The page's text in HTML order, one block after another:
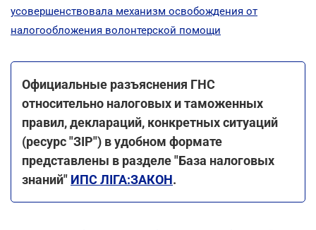
усовершенствовала механизм освобождения от
налогообложения волонтерской помощи
Официальные разъяснения ГНС
относительно налоговых и таможенных
правил, деклараций, конкретных ситуаций
(ресурс "ЗІР") в удобном формате
представлены в разделе "База налоговых
знаний" ИПС ЛІГА:ЗАКОН.